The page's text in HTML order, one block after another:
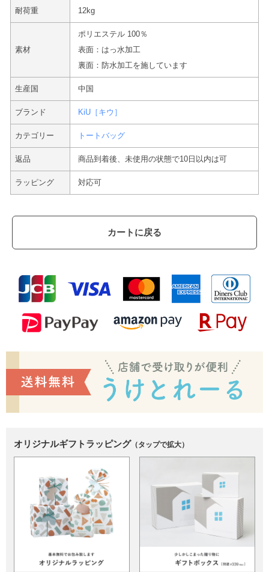
耐荷重 12kg
素材
ポリエステル 100％
表面：はっ水加工
裏面：防水加工を施しています
生産国 中国
ブランド KiU［キウ］
カテゴリー トートバッグ
返品 商品到着後、未使用の状態で10日以内は可
ラッピング 対応可
カートに戻る
オリジナルギフトラッピング （タップで拡大）